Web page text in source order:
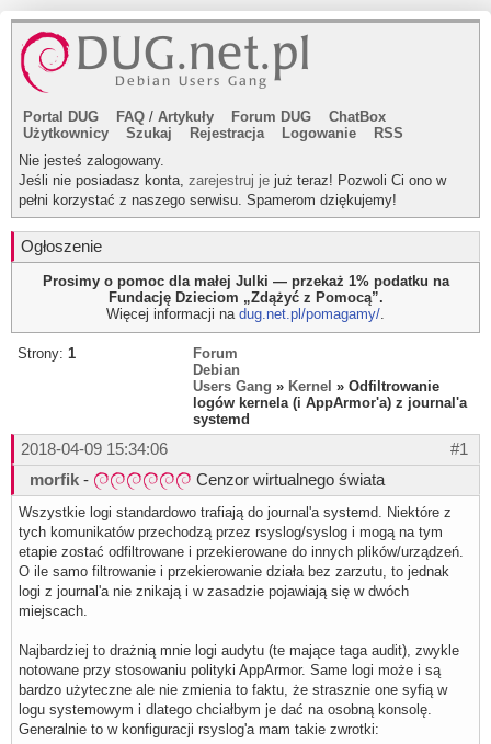
Portal DUG FAQ / Artykuły Forum DUG
ChatBox
Użytkownicy
Szukaj Rejestracja Logowanie
RSS
Nie jesteś zalogowany.
Jeśli nie posiadasz konta, zarejestruj je już teraz! Pozwoli Ci ono w
pełni korzystać z naszego serwisu. Spamerom dziękujemy!
Ogłoszenie
Prosimy o pomoc dla małej Julki — przekaż 1% podatku na
Fundację Dzieciom „Zdążyć z Pomocą”.
Więcej informacji na dug.net.pl/pomagamy/.
Strony: 1
Forum
Debian
Users Gang » Kernel » Odfiltrowanie
logów kernela (i AppArmor'a) z journal'a
systemd
#1
2018-04-09 15:34:06
morfik - Cenzor wirtualnego świata
Wszystkie logi standardowo trafiają do journal'a systemd. Niektóre z
tych komunikatów przechodzą przez rsyslog/syslog i mogą na tym
etapie zostać odfiltrowane i przekierowane do innych plików/urządzeń.
O ile samo filtrowanie i przekierowanie działa bez zarzutu, to jednak
logi z journal'a nie znikają i w zasadzie pojawiają się w dwóch
miejscach.
Najbardziej to drażnią mnie logi audytu (te mające taga audit), zwykle
notowane przy stosowaniu polityki AppArmor. Same logi może i są
bardzo użyteczne ale nie zmienia to faktu, że strasznie one syfią w
logu systemowym i dlatego chciałbym je dać na osobną konsolę.
Generalnie to w konfiguracji rsyslog'a mam takie zwrotki: